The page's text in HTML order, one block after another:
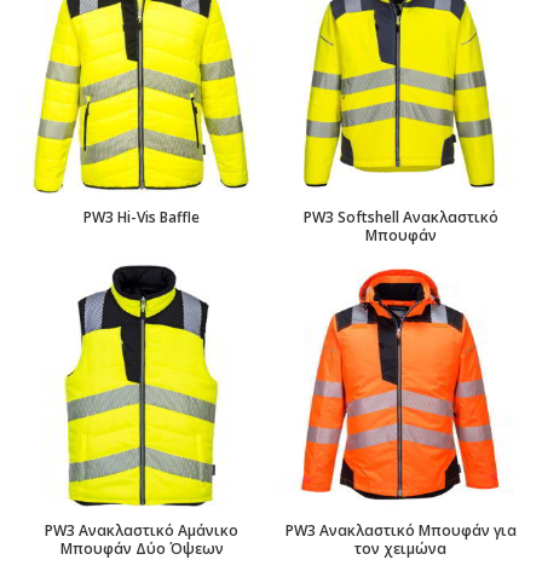
PW3 Hi-Vis Baffle
PW3 Softshell Ανακλαστικό
Μπουφάν
PW3 Ανακλαστικό Αμάνικο
Μπουφάν Δύο Όψεων
PW3 Ανακλαστικό Μπουφάν για
τον χειμώνα